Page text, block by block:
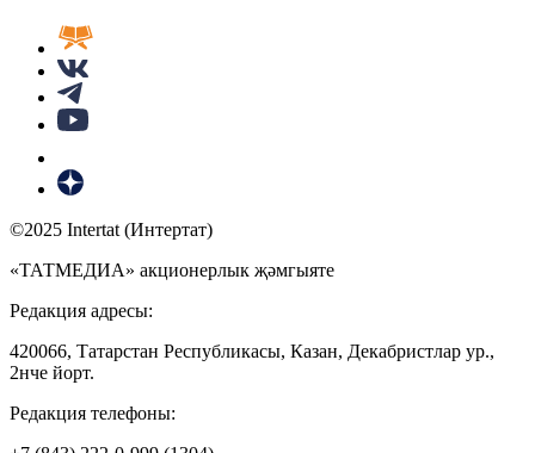
©2025 Intertat (Интертат)
«ТАТМЕДИА» акционерлык җәмгыяте
Редакция адресы:
420066, Татарстан Республикасы, Казан, Декабристлар ур.,
2нче йорт.
Редакция телефоны: